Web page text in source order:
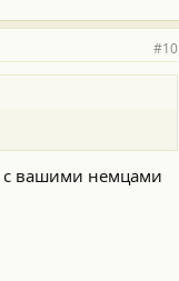
#10
с вашими немцами